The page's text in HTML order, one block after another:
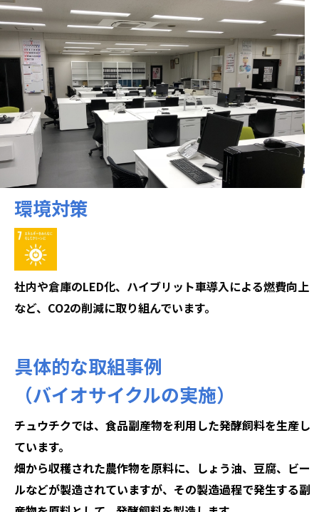
環境対策
社内や倉庫のLED化、ハイブリット車導入による燃費向上
など、CO2の削減に取り組んでいます。
具体的な取組事例
（バイオサイクルの実施）
チュウチクでは、食品副産物を利用した発酵飼料を生産し
ています。
畑から収穫された農作物を原料に、しょう油、豆腐、ビー
ルなどが製造されていますが、その製造過程で発生する副